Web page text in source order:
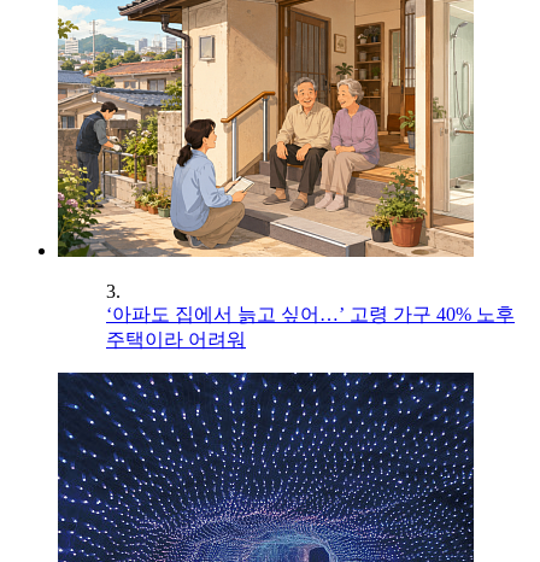
3.
‘아파도 집에서 늙고 싶어…’ 고령 가구 40% 노후
주택이라 어려워